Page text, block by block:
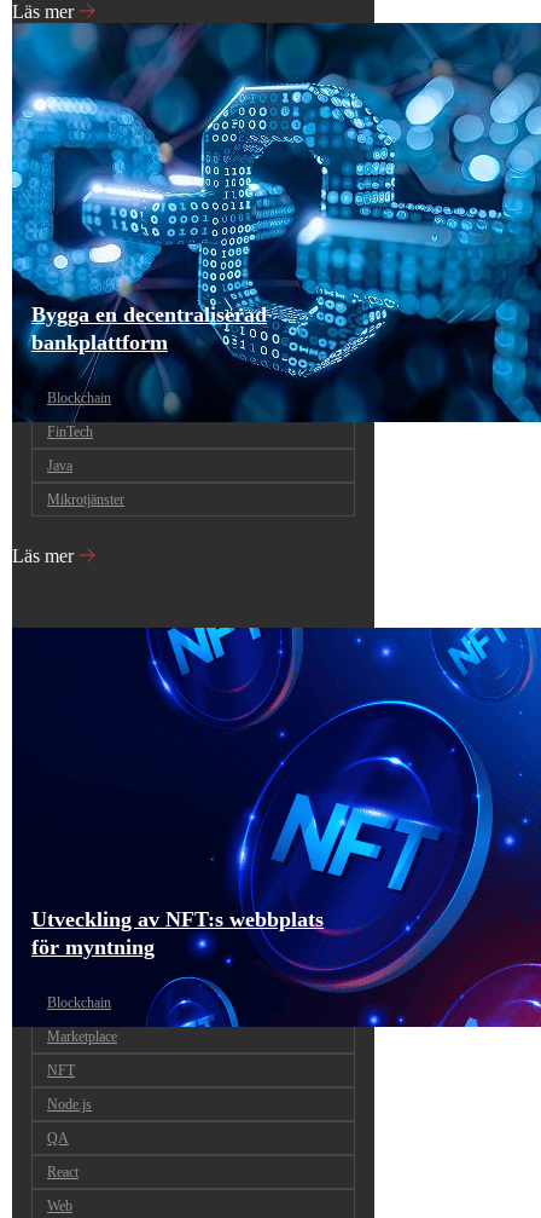
Läs mer
Bygga en decentraliserad
bankplattform
Blockchain
FinTech
Java
Mikrotjänster
Läs mer
Utveckling av NFT:s webbplats
för myntning
Blockchain
Marketplace
NFT
Node.js
QA
React
Web